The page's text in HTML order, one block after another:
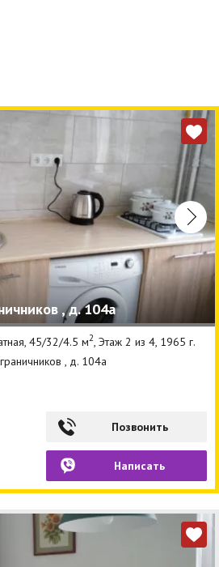
, д. 104а
45/32/4.5 м2 , Этаж 2 из 4, 1965 г.
, д. 104а
Позвонить
Написать